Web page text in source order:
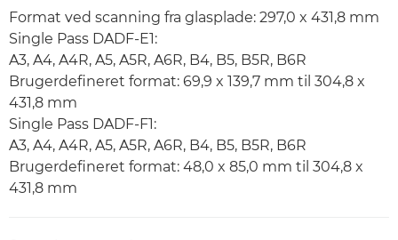
Format ved scanning fra glasplade: 297,0 x 431,8 mm
Single Pass DADF-E1:
A3, A4, A4R, A5, A5R, A6R, B4, B5, B5R, B6R
Brugerdefineret format: 69,9 x 139,7 mm til 304,8 x
431,8 mm
Single Pass DADF-F1:
A3, A4, A4R, A5, A5R, A6R, B4, B5, B5R, B6R
Brugerdefineret format: 48,0 x 85,0 mm til 304,8 x
431,8 mm